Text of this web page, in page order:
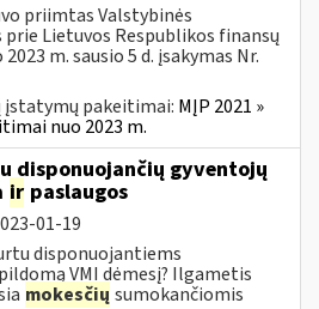
priimtas Valstybinės
prie Lietuvos Respublikos finansų
m. sausio 5 d. įsakymas Nr.
įstatymų pakeitimai: MĮP 2021 »
nuo 2023 m.
disponuojančių gyventojų
ir paslaugos
01-19
disponuojantiems
VMI dėmesį? Ilgametis
mokesčių sumokančiomis